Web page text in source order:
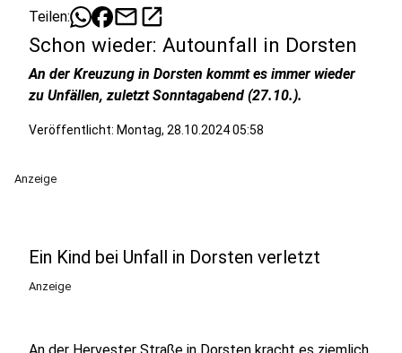
Teilen: mailopen_in_new
Schon wieder: Autounfall in Dorsten
An der Kreuzung in Dorsten kommt es immer wieder
zu Unfällen, zuletzt Sonntagabend (27.10.).
Veröffentlicht: Montag, 28.10.2024 05:58
Anzeige
Ein Kind bei Unfall in Dorsten verletzt
Anzeige